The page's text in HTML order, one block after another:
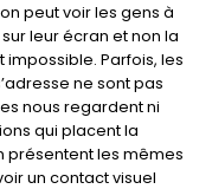
peut voir les gens à
leur écran et non la
Parfois, les
ne sont pas
nous regardent ni
qui placent la
présentent les mêmes
un contact visuel